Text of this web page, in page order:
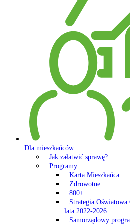
Dla mieszkańców
Jak załatwić sprawę?
Programy
Karta Mieszkańca
Zdrowotne
800+
Strategia
lata 2022-2026
Samorządowy